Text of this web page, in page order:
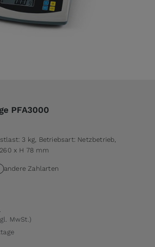
PFA3000
3 kg, Betriebsart: Netzbetrieb,
x H 78 mm
andere Zahlarten
MwSt.)